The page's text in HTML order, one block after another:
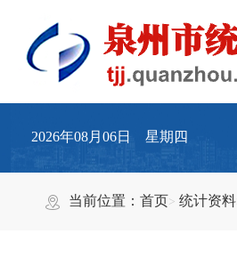
2026年08月06日 星期四
当前位置：首页 统计资料